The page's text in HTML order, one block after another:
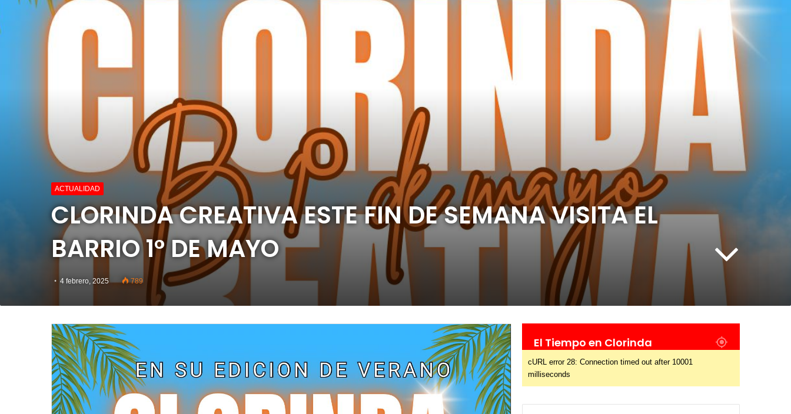
ACTUALIDAD
CLORINDA CREATIVA ESTE FIN DE SEMANA VISITA EL
BARRIO 1° DE MAYO
4 febrero, 2025 789
El Tiempo en Clorinda
cURL error 28: Connection timed out after 10001
milliseconds